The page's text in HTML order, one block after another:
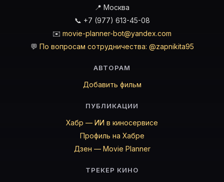
📍 Москва
📞 +7 (977) 613-45-08
✉️ movie-planner-bot@yandex.com
💬 По вопросам сотрудничества: @zapnikita95
АВТОРАМ
Добавить фильм
ПУБЛИКАЦИИ
Хабр — ИИ в киносервисе
Профиль на Хабре
Дзен — Movie Planner
ТРЕКЕР КИНО